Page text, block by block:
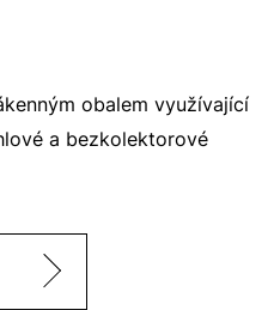
obalem využívající
a bezkolektorové